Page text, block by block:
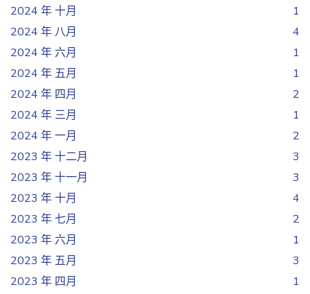
2024 年 十月
1
2024 年 八月
4
2024 年 六月
1
2024 年 五月
1
2024 年 四月
2
2024 年 三月
1
2024 年 一月
2
2023 年 十二月
3
2023 年 十一月
3
2023 年 十月
4
2023 年 七月
2
2023 年 六月
1
2023 年 五月
3
2023 年 四月
1